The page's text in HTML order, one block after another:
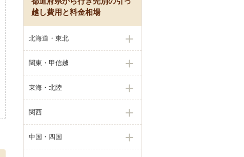
越し費用と料金相場
北海道・東北
関東・甲信越
東海・北陸
関西
中国・四国